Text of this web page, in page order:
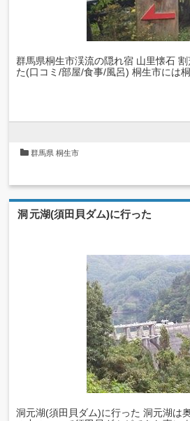
群馬県桐生市渓流の隠れ宿 山里懐石
た(口コミ/部屋/食事/風呂) 桐生市には
群馬県 桐生市
洞元湖(須田貝ダム)に行った
洞元湖(須田貝ダム)に行った 洞元湖は